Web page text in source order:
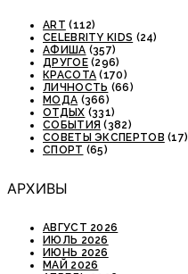
ART (112)
CELEBRITY KIDS (24)
АФИША (357)
ДРУГОЕ(296)
КРАСОТА (170)
ЛИЧНОСТЬ (66)
МОДА (366)
ОТДЫХ (331)
СОБЫТИЯ (382)
СОВЕТЫ ЭКСПЕРТОВ (17)
СПОРТ (65)
АРХИВЫ
АВГУСТ 2026
ИЮЛЬ 2026
ИЮНЬ 2026
МАЙ 2026